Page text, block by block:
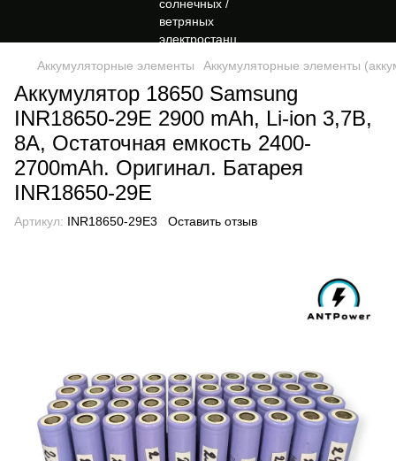
Аккумуляторные элементы Аккумуляторные элементы
Аккумулятор 18650 Samsung
INR18650-29E 2900 mAh, Li-ion 3,7В,
8A, Остаточная емкость 2400-
2700mAh. Оригинал. Батарея
INR18650-29E
Артикул: INR18650-29E3 Оставить отзыв